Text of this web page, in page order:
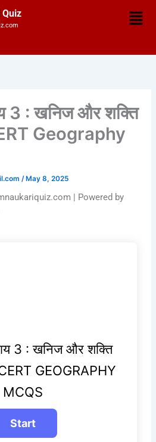
3 : खनिज और शक्ति
Geography
/May 8, 2025
| Powered by
3 : खनिज और शक्ति
GEOGRAPHY
MCQS